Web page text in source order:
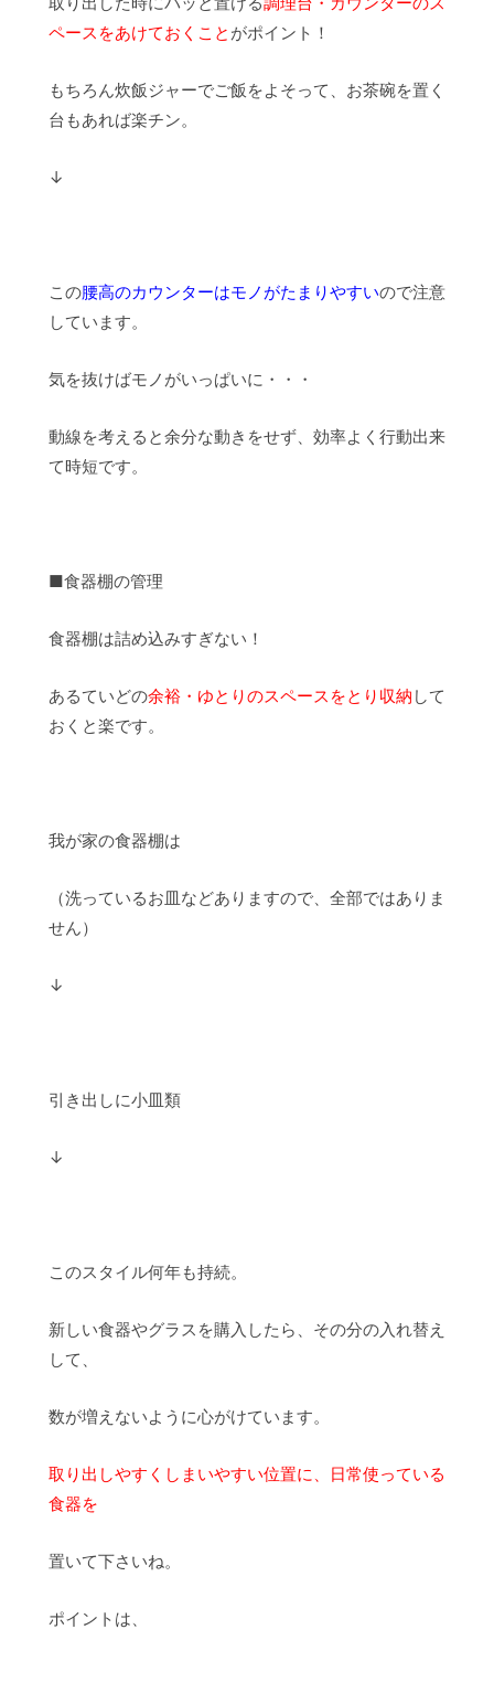
ペースをあけておくこと がポイント！
もちろん炊飯ジャーでご飯をよそって、お茶碗を置く
台もあれば楽チン。
↓
この腰高のカウンターはモノがたまりやすいので注意
しています。
気を抜けばモノがいっぱいに・・・
動線を考えると余分な動きをせず、効率よく行動出来
て時短です。
■食器棚の管理
食器棚は詰め込みすぎない！
あるていどの余裕・ゆとりのスペースをとり収納 して
おくと楽です。
我が家の食器棚は
（洗っているお皿などありますので、全部ではありま
せん）
↓
引き出しに小皿類
↓
このスタイル何年も持続。
新しい食器やグラスを購入したら、その分の入れ替え
して、
数が増えないように心がけています。
取り出しやすくしまいやすい位置に、日常使っている
食器を
置いて下さいね。
ポイントは、